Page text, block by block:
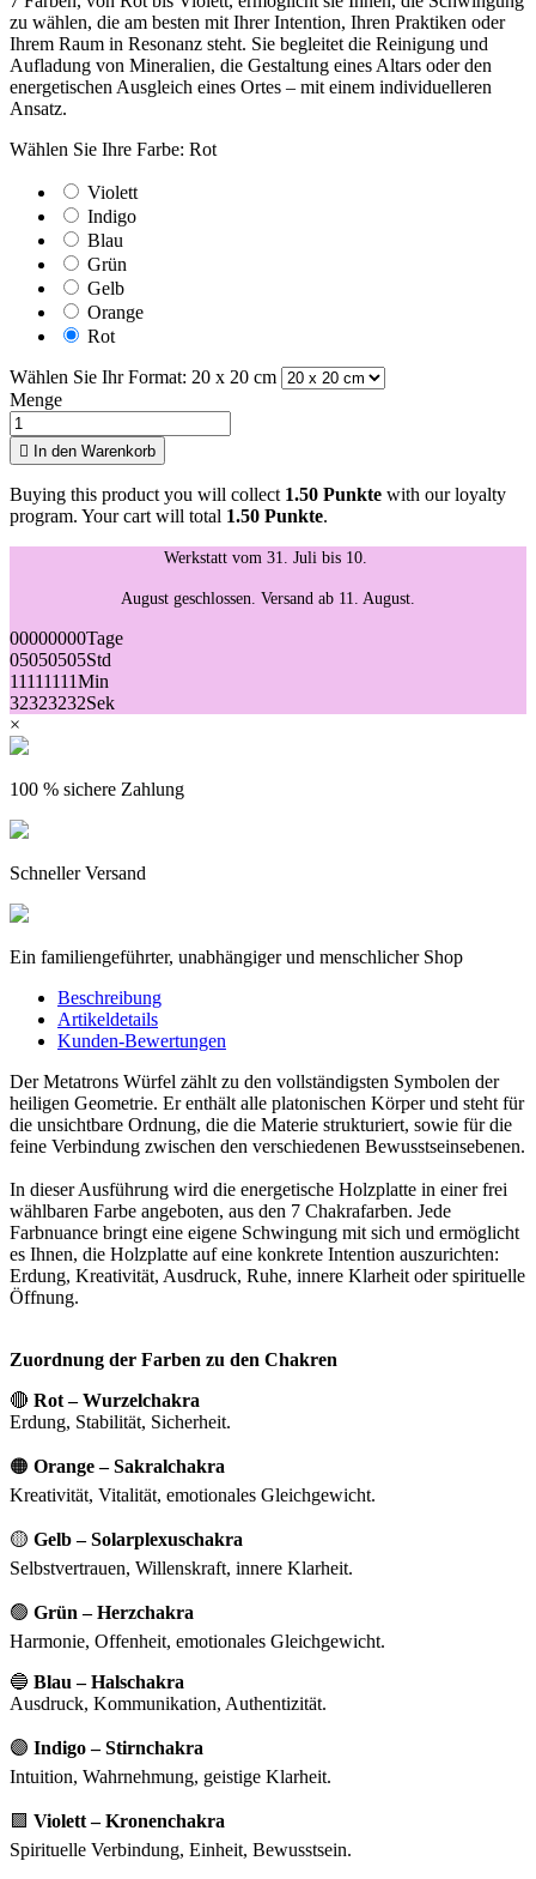
zu wählen, die am besten mit Ihrer Intention, Ihren Praktiken oder
Ihrem Raum in Resonanz steht. Sie begleitet die Reinigung und
Aufladung von Mineralien, die Gestaltung eines Altars oder den
energetischen Ausgleich eines Ortes – mit einem individuelleren
Ansatz.
Wählen Sie Ihre Farbe: Rot
Violett
Indigo
Blau
Grün
Gelb
Orange
Rot
Wählen Sie Ihr Format: 20 x 20 cm
Menge
 In den Warenkorb
Buying this product you will collect 1.50 Punkte with our loyalty
program. Your cart will total 1.50 Punkte.
Werkstatt vom 31. Juli bis 10.
August geschlossen. Versand ab 11. August.
00000000Tage
05050505Std
11111111Min
32323232Sek
×
100 % sichere Zahlung
Schneller Versand
Ein familiengeführter, unabhängiger und menschlicher Shop
Beschreibung
Artikeldetails
Kunden-Bewertungen
Der Metatrons Würfel zählt zu den vollständigsten Symbolen der
heiligen Geometrie. Er enthält alle platonischen Körper und steht für
die unsichtbare Ordnung, die die Materie strukturiert, sowie für die
feine Verbindung zwischen den verschiedenen Bewusstseinsebenen.
In dieser Ausführung wird die energetische Holzplatte in einer frei
wählbaren Farbe angeboten, aus den 7 Chakrafarben. Jede
Farbnuance bringt eine eigene Schwingung mit sich und ermöglicht
es Ihnen, die Holzplatte auf eine konkrete Intention auszurichten:
Erdung, Kreativität, Ausdruck, Ruhe, innere Klarheit oder spirituelle
Öffnung.
Zuordnung der Farben zu den Chakren
🔴 Rot – Wurzelchakra
Erdung, Stabilität, Sicherheit.
🟠 Orange – Sakralchakra
Kreativität, Vitalität, emotionales Gleichgewicht.
🟡 Gelb – Solarplexuschakra
Selbstvertrauen, Willenskraft, innere Klarheit.
🟢 Grün – Herzchakra
Harmonie, Offenheit, emotionales Gleichgewicht.
🔵 Blau – Halschakra
Ausdruck, Kommunikation, Authentizität.
🟣 Indigo – Stirnchakra
Intuition, Wahrnehmung, geistige Klarheit.
🟪 Violett – Kronenchakra
Spirituelle Verbindung, Einheit, Bewusstsein.